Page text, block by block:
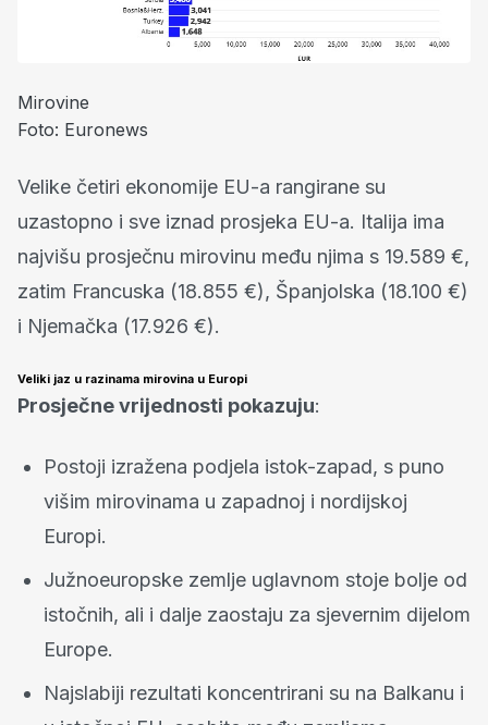
Mirovine
Foto: Euronews
Velike četiri ekonomije EU-a rangirane su
uzastopno i sve iznad prosjeka EU-a. Italija ima
najvišu prosječnu mirovinu među njima s 19.589 €,
zatim Francuska (18.855 €), Španjolska (18.100 €)
i Njemačka (17.926 €).
Veliki jaz u razinama mirovina u Europi
Prosječne vrijednosti pokazuju:
Postoji izražena podjela istok-zapad, s puno
višim mirovinama u zapadnoj i nordijskoj
Europi.
Južnoeuropske zemlje uglavnom stoje bolje od
istočnih, ali i dalje zaostaju za sjevernim dijelom
Europe.
Najslabiji rezultati koncentrirani su na Balkanu i